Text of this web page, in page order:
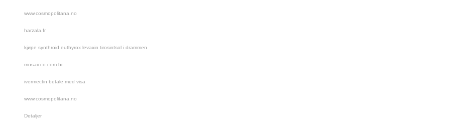
www.cosmopolitana.no
harzala.fr
kjøpe synthroid euthyrox levaxin tirosintsol i drammen
mosaicco.com.br
ivermectin betale med visa
www.cosmopolitana.no
Detaljer